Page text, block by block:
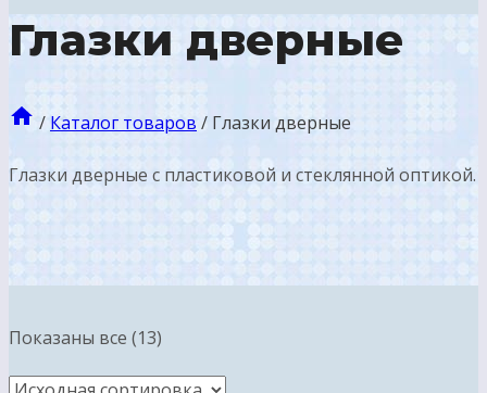
Глазки дверные
/ Каталог товаров / Глазки дверные
Глазки дверные с пластиковой и стеклянной оптикой.
Показаны все (13)